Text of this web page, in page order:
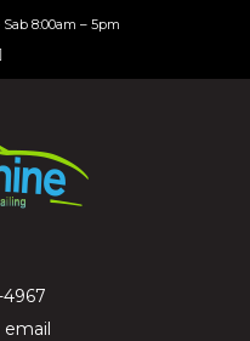
8:00am – 5pm
email